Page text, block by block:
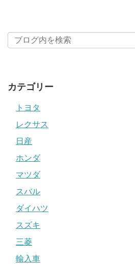
カテゴリー
トヨタ
レクサス
日産
ホンダ
マツダ
スバル
ダイハツ
スズキ
三菱
輸入車